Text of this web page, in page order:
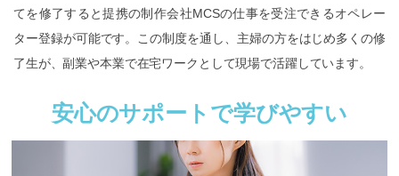
てを修了すると提携の制作会社MCSの仕事を受注できるオペレー
ター登録が可能です。この制度を通し、主婦の方をはじめ多くの修
了生が、副業や本業で在宅ワークとして現場で活躍しています。
安心のサポートで学びやすい